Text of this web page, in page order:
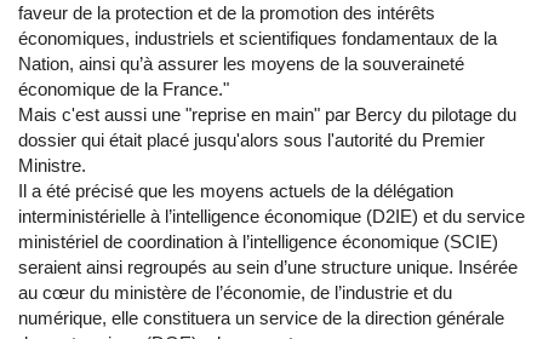
faveur de la protection et de la promotion des intérêts
économiques, industriels et scientifiques fondamentaux de la
Nation, ainsi qu’à assurer les moyens de la souveraineté
économique de la France."
Mais c'est aussi une "reprise en main" par Bercy du pilotage du
dossier qui était placé jusqu'alors sous l'autorité du Premier
Ministre.
Il a été précisé que les moyens actuels de la délégation
interministérielle à l’intelligence économique (D2IE) et du service
ministériel de coordination à l’intelligence économique (SCIE)
seraient ainsi regroupés au sein d’une structure unique. Insérée
au cœur du ministère de l’économie, de l’industrie et du
numérique, elle constituera un service de la direction générale